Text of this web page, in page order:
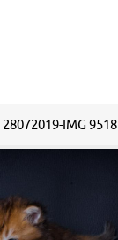
28072019-IMG 9518